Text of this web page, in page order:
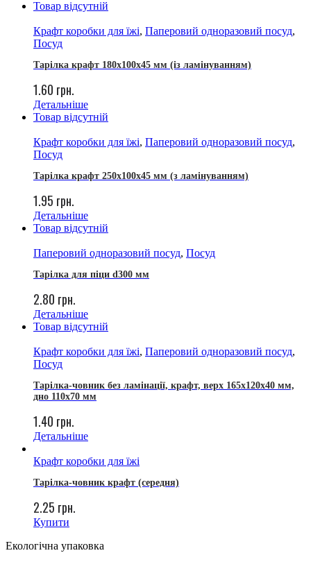
Товар відсутній
Крафт коробки для їжі, Паперовий одноразовий посуд,
Посуд
Тарілка крафт 180х100х45 мм (із ламінуванням)
1.60 грн.
Детальніше
Товар відсутній
Крафт коробки для їжі, Паперовий одноразовий посуд,
Посуд
Тарілка крафт 250х100х45 мм (з ламінуванням)
1.95 грн.
Детальніше
Товар відсутній
Паперовий одноразовий посуд, Посуд
Тарілка для піци d300 мм
2.80 грн.
Детальніше
Товар відсутній
Крафт коробки для їжі, Паперовий одноразовий посуд,
Посуд
Тарілка-човник без ламінації, крафт, верх 165х120х40 мм,
дно 110х70 мм
1.40 грн.
Детальніше
Крафт коробки для їжі
Тарілка-човник крафт (середня)
2.25 грн.
Купити
Екологічна упаковка